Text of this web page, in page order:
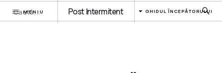
MENIU Post Intermitent GHIDUL ÎNCEPĂTORULUI